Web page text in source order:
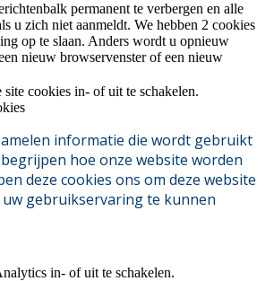
permanent te verbergen en alle
u zich niet aanmeldt. We hebben 2 cookies
op te slaan. Anders wordt u opnieuw
nieuw browservenster of een nieuw
cookies in- of uit te schakelen.
informatie die wordt gebruikt
hoe onze website worden
deze cookies ons om deze website
gebruikservaring te kunnen
in- of uit te schakelen.